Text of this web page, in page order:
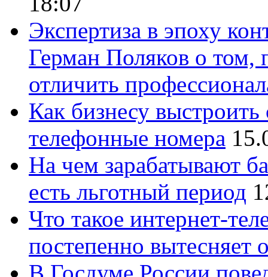
Экспертиза в эпоху
Герман Поляков о том,
отличить
Как бизнесу
телефонные номера
На чем зарабатывают
есть льготный период
Что такое интернет-
постепенно вытесняет